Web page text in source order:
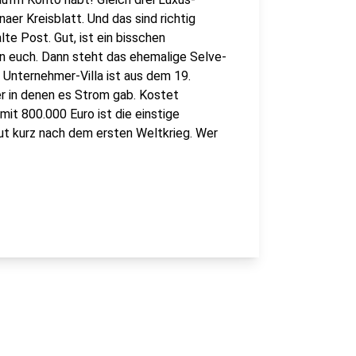
Kreisblatt. Und das sind richtig
Post. Gut, ist ein bisschen
Dann steht das ehemalige Selve-
Villa ist aus dem 19.
in denen es Strom gab. Kostet
800.000 Euro ist die einstige
kurz nach dem ersten Weltkrieg. Wer